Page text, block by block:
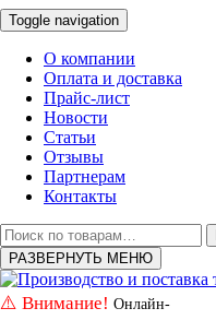
Toggle navigation
О компании
Оплата и доставка
Прайс-лист
Новости
Статьи
Отзывы
Партнерам
Контакты
Искать:
РАЗВЕРНУТЬ МЕНЮ
⚠️ Внимание! Онлайн-